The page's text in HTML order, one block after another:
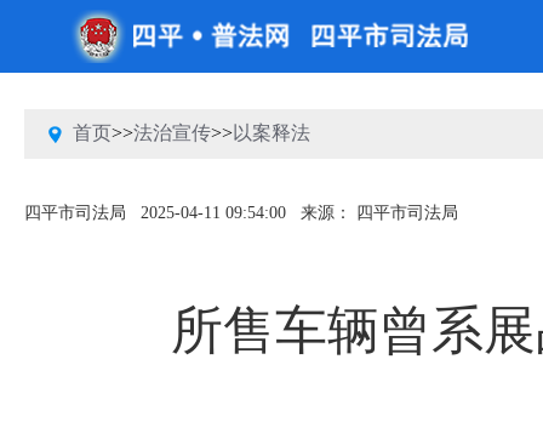
首页>>法治宣传>>以案释法
四平市司法局 2025-04-11 09:54:00 来源： 四平市司法局
所售车辆曾系